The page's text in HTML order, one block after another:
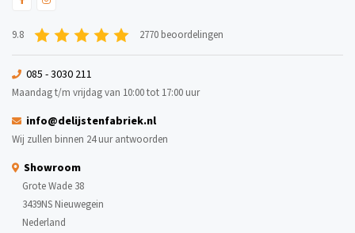
9.8 2770 beoordelingen
085 - 3030 211
Maandag t/m vrijdag van 10:00 tot 17:00 uur
info@delijstenfabriek.nl
Wij zullen binnen 24 uur antwoorden
Showroom
Grote Wade 38
3439NS Nieuwegein
Nederland